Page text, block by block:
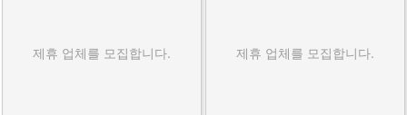
제휴 업체를 모집합니다. 제휴 업체를 모집합니다.